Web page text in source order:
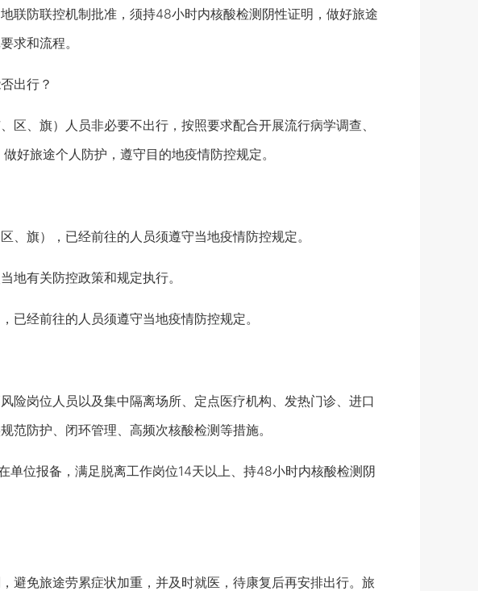
防联控机制批准，须持48小时内核酸检测阴性证明，做好旅途
求和流程。
出行？
、旗）人员非必要不出行，按照要求配合开展流行病学调查、
好旅途个人防护，遵守目的地疫情防控规定。
旗），已经前往的人员须遵守当地疫情防控规定。
有关防控政策和规定执行。
经前往的人员须遵守当地疫情防控规定。
岗位人员以及集中隔离场所、定点医疗机构、发热门诊、进口
范防护、闭环管理、高频次核酸检测等措施。
位报备，满足脱离工作岗位14天以上、持48小时内核酸检测阴
免旅途劳累症状加重，并及时就医，待康复后再安排出行。旅